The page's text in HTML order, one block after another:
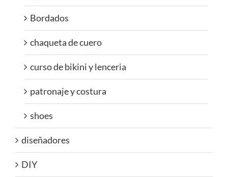
Bordados
chaqueta de cuero
curso de bikini y lenceria
patronaje y costura
shoes
diseñadores
DIY